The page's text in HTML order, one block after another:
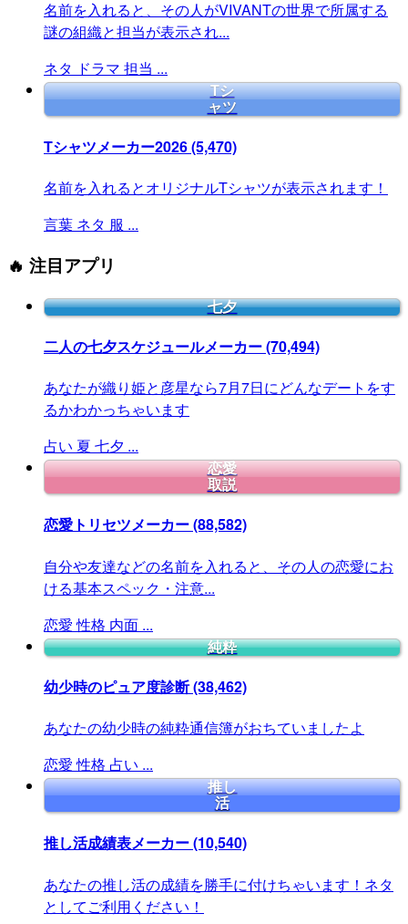
名前を入れると、その人がVIVANTの世界で所属する
謎の組織と担当が表示され...
ネタ ドラマ 担当 ...
Tシ
ャツ
Tシャツメーカー2026(5,470)
名前を入れるとオリジナルTシャツが表示されます！
言葉 ネタ 服 ...
🔥 注目アプリ
七夕
二人の七夕スケジュールメーカー(70,494)
あなたが織り姫と彦星なら7月7日にどんなデートをす
るかわかっちゃいます
占い 夏 七夕 ...
恋愛
取説
恋愛トリセツメーカー(88,582)
自分や友達などの名前を入れると、その人の恋愛にお
ける基本スペック・注意...
恋愛 性格 内面 ...
純粋
幼少時のピュア度診断(38,462)
あなたの幼少時の純粋通信簿がおちていましたよ
恋愛 性格 占い ...
推し
活
推し活成績表メーカー(10,540)
あなたの推し活の成績を勝手に付けちゃいます！ネタ
としてご利用ください！